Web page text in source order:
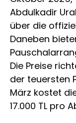
Abdulkadir
über die
Daneben
Die Preise
der teuersten
März kostet
17.000 TL pro